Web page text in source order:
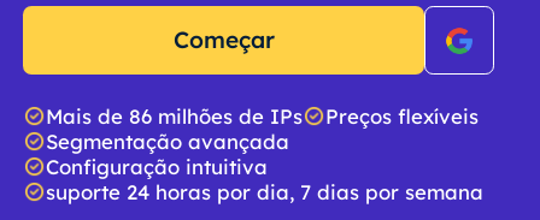
Começar
Mais de 86 milhões de IPs
Preços flexíveis
Segmentação avançada
Configuração intuitiva
suporte 24 horas por dia, 7 dias por semana